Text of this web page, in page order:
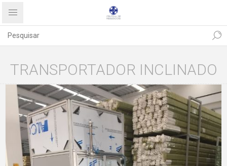
TRANSPORTADOR INCLINADO